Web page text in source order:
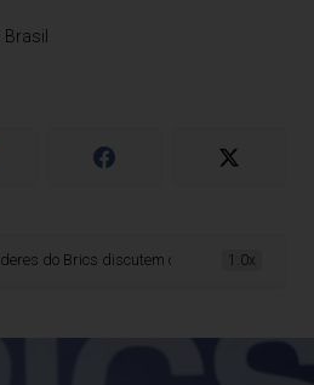
do Brics discutem como ampliar1.0x